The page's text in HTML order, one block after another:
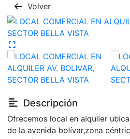
Volver
Descripción
Ofrecemos local en alquiler
de la avenida bolívar,zona